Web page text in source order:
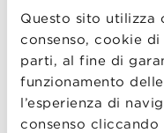
Questo sito utilizza
consenso, cookie
parti, al fine di
funzionamento
l’esperienza di
consenso
COME
CONTATTI
FAQ